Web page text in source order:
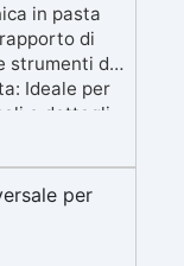
in pasta
di
strumenti di
Ideale per
e dettagli
cera,
e cemento.
inodore,
guanti o